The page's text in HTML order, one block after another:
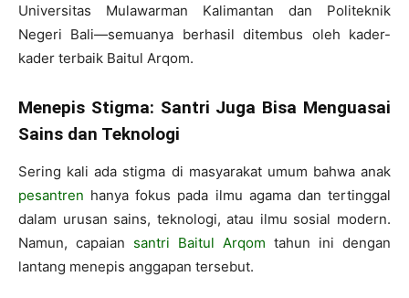
Universitas Mulawarman Kalimantan dan Politeknik
Negeri Bali—semuanya berhasil ditembus oleh kader-
kader terbaik Baitul Arqom.
Menepis Stigma: Santri Juga Bisa Menguasai
Sains dan Teknologi
Sering kali ada stigma di masyarakat umum bahwa anak
pesantren hanya fokus pada ilmu agama dan tertinggal
dalam urusan sains, teknologi, atau ilmu sosial modern.
Namun, capaian santri Baitul Arqom tahun ini dengan
lantang menepis anggapan tersebut.